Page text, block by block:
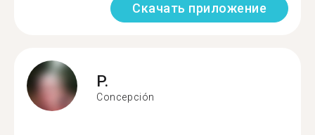
Скачать приложение
P.
Concepción